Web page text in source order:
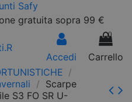
Safy
gratuita sopra 99 €
Accedi
0
Carrello
Scarpe
S3 FO SR U-